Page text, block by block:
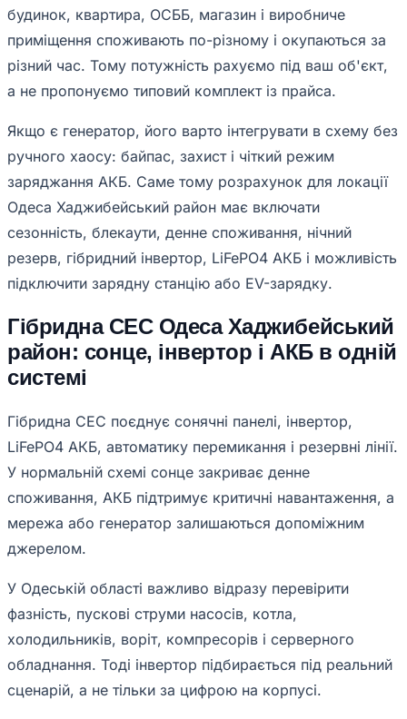
будинок, квартира, ОСББ, магазин і виробниче
приміщення споживають по-різному і окупаються за
різний час. Тому потужність рахуємо під ваш об'єкт,
а не пропонуємо типовий комплект із прайса.
Якщо є генератор, його варто інтегрувати в схему без
ручного хаосу: байпас, захист і чіткий режим
заряджання АКБ. Саме тому розрахунок для локації
Одеса Хаджибейський район має включати
сезонність, блекаути, денне споживання, нічний
резерв, гібридний інвертор, LiFePO4 АКБ і можливість
підключити зарядну станцію або EV-зарядку.
Гібридна СЕС Одеса Хаджибейський
район: сонце, інвертор і АКБ в одній
системі
Гібридна СЕС поєднує сонячні панелі, інвертор,
LiFePO4 АКБ, автоматику перемикання і резервні лінії.
У нормальній схемі сонце закриває денне
споживання, АКБ підтримує критичні навантаження, а
мережа або генератор залишаються допоміжним
джерелом.
У Одеській області важливо відразу перевірити
фазність, пускові струми насосів, котла,
холодильників, воріт, компресорів і серверного
обладнання. Тоді інвертор підбирається під реальний
сценарій, а не тільки за цифрою на корпусі.